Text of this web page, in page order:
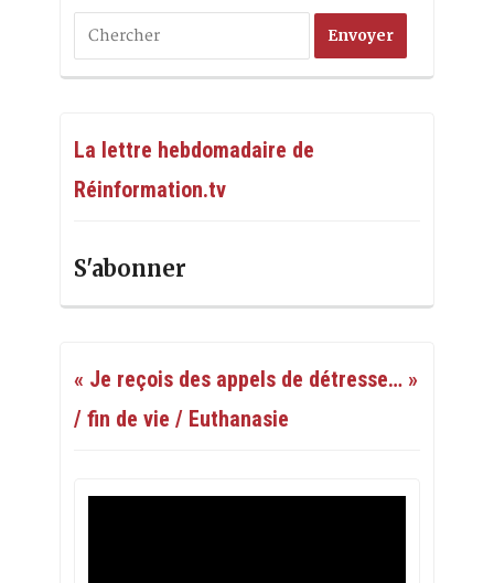
La lettre hebdomadaire de
Réinformation.tv
S'abonner
« Je reçois des appels de détresse… »
/ fin de vie / Euthanasie